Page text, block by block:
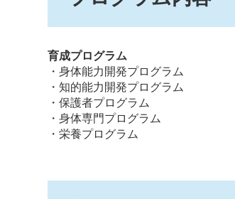
育成プログラム
・身体能力開発プログラム
・知的能力開発プログラム
・保護者プログラム
・身体専門プログラム
・栄養プログラム